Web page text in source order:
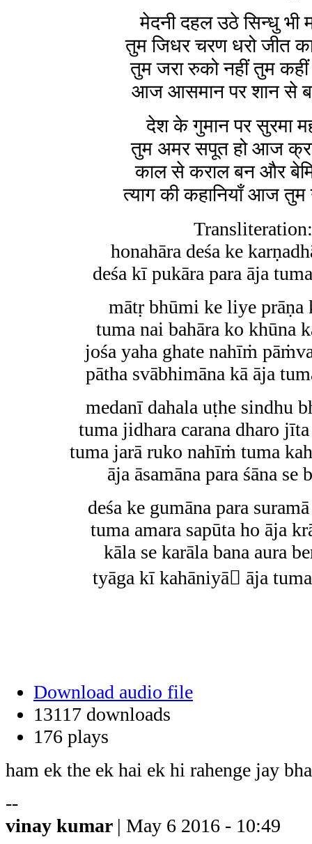
मेदनी दहल उठे सिन्धु भी
तुम जिधर चरण धरो जीत
तुम जरा रुको नहीं तुम
आज आसमान पर शान से
देश के गुमान पर सुरमा
तुम अमर सपूत हो आज
काल से कराल बन और
त्याग की कहानियाँ आज
Transliteration:
honahāra deśa ke
deśa kī pukāra para āja
mātṛ bhūmi ke liye prāṇa
tuma nai bahāra ko khūna
jośa yaha ghate nahīṁ
pātha svābhimāna kā āja
medanī dahala uṭhe sindhu
tuma jidhara carana dharo
tuma jarā ruko nahīṁ tuma
āja āsamāna para śāna se
deśa ke gumāna para
tuma amara sapūta ho āja
kāla se karāla bana aura
tyāga kī kahāniyā āja
Download audio file
13117 downloads
176 plays
ham ek the ek hai ek hi rahenge jay
--
vinay kumar | May 6 2016 - 10:49